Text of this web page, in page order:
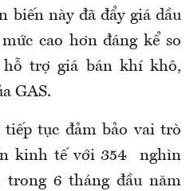
biến này đã đẩy giá dầu
cao hơn đáng kể so
hỗ trợ giá bán khí khô,
GAS.
tiếp tục đảm bảo vai trò
kinh tế với 354 nghìn
6 tháng đầu năm